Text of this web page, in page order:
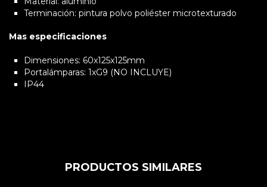
Terminación: pintura polvo poliéster microtexturado
Mas especificaciones
Dimensiones: 60x125x125mm
Portalámparas: 1xG9 (NO INCLUYE)
IP44
PRODUCTOS SIMILARES